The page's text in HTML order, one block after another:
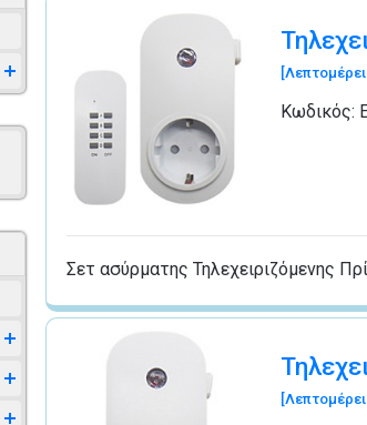
Κωδικός:
Σετ ασύρματης Τηλεχειριζόμενης